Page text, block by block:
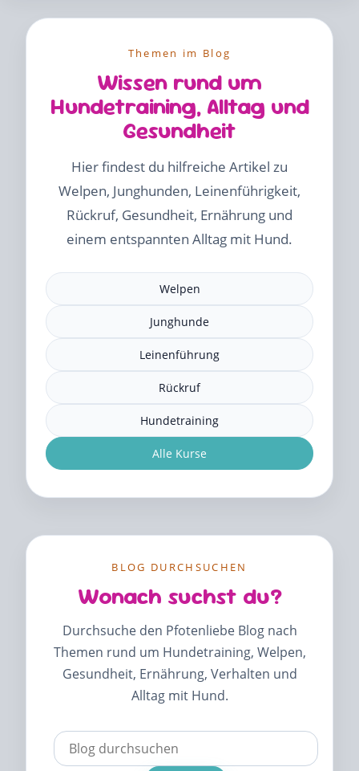
Themen im Blog
Wissen rund um
Hundetraining, Alltag und
Gesundheit
Hier findest du hilfreiche Artikel zu
Welpen, Junghunden, Leinenführigkeit,
Rückruf, Gesundheit, Ernährung und
einem entspannten Alltag mit Hund.
Welpen
Junghunde
Leinenführung
Rückruf
Hundetraining
Alle Kurse
BLOG DURCHSUCHEN
Wonach suchst du?
Durchsuche den Pfotenliebe Blog nach
Themen rund um Hundetraining, Welpen,
Gesundheit, Ernährung, Verhalten und
Alltag mit Hund.